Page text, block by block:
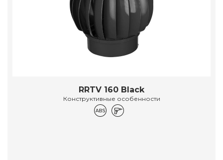
RRTV 160 Black
Конструктивные особенности